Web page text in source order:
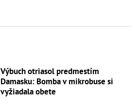
Výbuch otriasol predmestím
Damasku: Bomba v mikrobuse si
vyžiadala obete